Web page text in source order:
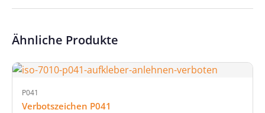
Ähnliche Produkte
P041
Verbotszeichen P041